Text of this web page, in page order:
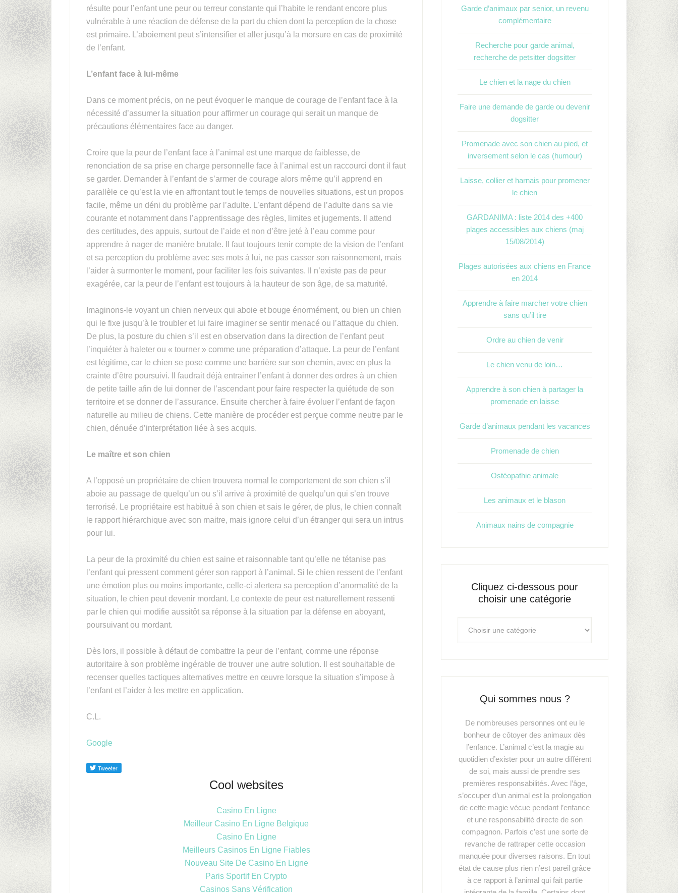
résulte pour l’enfant une peur ou terreur constante qui l’habite le rendant encore plus
vulnérable à une réaction de défense de la part du chien dont la perception de la chose
est primaire. L’aboiement peut s’intensifier et aller jusqu’à la morsure en cas de proximité
de l’enfant.
L’enfant face à lui-même
Dans ce moment précis, on ne peut évoquer le manque de courage de l’enfant face à la
nécessité d’assumer la situation pour affirmer un courage qui serait un manque de
précautions élémentaires face au danger.
Croire que la peur de l’enfant face à l’animal est une marque de faiblesse, de
renonciation de sa prise en charge personnelle face à l’animal est un raccourci dont il faut
se garder. Demander à l’enfant de s’armer de courage alors même qu’il apprend en
parallèle ce qu’est la vie en affrontant tout le temps de nouvelles situations, est un propos
facile, même un déni du problème par l’adulte. L’enfant dépend de l’adulte dans sa vie
courante et notamment dans l’apprentissage des règles, limites et jugements. Il attend
des certitudes, des appuis, surtout de l’aide et non d’être jeté à l’eau comme pour
apprendre à nager de manière brutale. Il faut toujours tenir compte de la vision de l’enfant
et sa perception du problème avec ses mots à lui, ne pas casser son raisonnement, mais
l’aider à surmonter le moment, pour faciliter les fois suivantes. Il n’existe pas de peur
exagérée, car la peur de l’enfant est toujours à la hauteur de son âge, de sa maturité.
Imaginons-le voyant un chien nerveux qui aboie et bouge énormément, ou bien un chien
qui le fixe jusqu’à le troubler et lui faire imaginer se sentir menacé ou l’attaque du chien.
De plus, la posture du chien s’il est en observation dans la direction de l’enfant peut
l’inquiéter à haleter ou « tourner » comme une préparation d’attaque. La peur de l’enfant
est légitime, car le chien se pose comme une barrière sur son chemin, avec en plus la
crainte d’être poursuivi. Il faudrait déjà entrainer l’enfant à donner des ordres à un chien
de petite taille afin de lui donner de l’ascendant pour faire respecter la quiétude de son
territoire et se donner de l’assurance. Ensuite chercher à faire évoluer l’enfant de façon
naturelle au milieu de chiens. Cette manière de procéder est perçue comme neutre par le
chien, dénuée d’interprétation liée à ses acquis.
Le maître et son chien
A l’opposé un propriétaire de chien trouvera normal le comportement de son chien s’il
aboie au passage de quelqu’un ou s’il arrive à proximité de quelqu’un qui s’en trouve
terrorisé. Le propriétaire est habitué à son chien et sais le gérer, de plus, le chien connaît
le rapport hiérarchique avec son maitre, mais ignore celui d’un étranger qui sera un intrus
pour lui.
La peur de la proximité du chien est saine et raisonnable tant qu’elle ne tétanise pas
l’enfant qui pressent comment gérer son rapport à l’animal. Si le chien ressent de l’enfant
une émotion plus ou moins importante, celle-ci alertera sa perception d’anormalité de la
situation, le chien peut devenir mordant. Le contexte de peur est naturellement ressenti
par le chien qui modifie aussitôt sa réponse à la situation par la défense en aboyant,
poursuivant ou mordant.
Dès lors, il possible à défaut de combattre la peur de l’enfant, comme une réponse
autoritaire à son problème ingérable de trouver une autre solution. Il est souhaitable de
recenser quelles tactiques alternatives mettre en œuvre lorsque la situation s’impose à
l’enfant et l’aider à les mettre en application.
C.L.
Google
Cool websites
Casino En Ligne
Meilleur Casino En Ligne Belgique
Casino En Ligne
Meilleurs Casinos En Ligne Fiables
Nouveau Site De Casino En Ligne
Paris Sportif En Crypto
Casinos Sans Vérification
Garde d’animaux par senior, un revenu
complémentaire
Recherche pour garde animal,
recherche de petsitter dogsitter
Le chien et la nage du chien
Faire une demande de garde ou devenir
dogsitter
Promenade avec son chien au pied, et
inversement selon le cas (humour)
Laisse, collier et harnais pour promener
le chien
GARDANIMA : liste 2014 des +400
plages accessibles aux chiens (maj
15/08/2014)
Plages autorisées aux chiens en France
en 2014
Apprendre à faire marcher votre chien
sans qu’il tire
Ordre au chien de venir
Le chien venu de loin…
Apprendre à son chien à partager la
promenade en laisse
Garde d’animaux pendant les vacances
Promenade de chien
Ostéopathie animale
Les animaux et le blason
Animaux nains de compagnie
Cliquez ci-dessous pour
choisir une catégorie
Qui sommes nous ?
De nombreuses personnes ont eu le
bonheur de côtoyer des animaux dès
l’enfance. L’animal c’est la magie au
quotidien d’exister pour un autre différent
de soi, mais aussi de prendre ses
premières responsabilités. Avec l’âge,
s’occuper d’un animal est la prolongation
de cette magie vécue pendant l’enfance
et une responsabilité directe de son
compagnon. Parfois c’est une sorte de
revanche de rattraper cette occasion
manquée pour diverses raisons. En tout
état de cause plus rien n’est pareil grâce
à ce rapport à l’animal qui fait partie